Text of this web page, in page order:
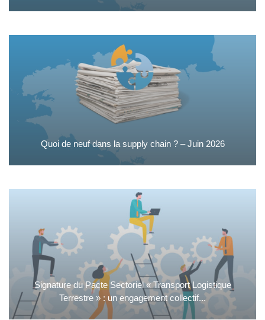
Quoi de neuf dans la supply chain ? – Juin 2026
Signature du Pacte Sectoriel « Transport Logistique
Terrestre » : un engagement collectif...